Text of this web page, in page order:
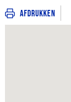
Afdrukken